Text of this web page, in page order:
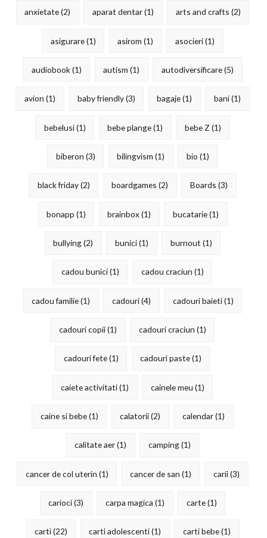
anxietate(2) aparat dentar(1) arts and crafts (2)
asigurare(1) asirom (1) asocieri(1)
audiobook(1) autism (1) autodiversificare(5)
avion (1) baby friendly(3) bagaje(1) bani(1)
bebelusi(1) bebe plange(1) bebe Z (1)
biberon (3) bilingvism (1) bio (1)
black friday(2) boardgames (2) Boards (3)
bonapp (1) brainbox(1) bucatarie(1)
bullying(2) bunici(1) burnout (1)
cadou bunici(1) cadou craciun (1)
cadou familie(1) cadouri(4) cadouri baieti(1)
cadouri copii(1) cadouri craciun (1)
cadouri fete(1) cadouri paste(1)
caiete activitati(1) cainele meu (1)
caine si bebe(1) calatorii(2) calendar(1)
calitate aer(1) camping(1)
cancer de col uterin (1) cancer de san (1) carii(3)
carioci(3) carpa magica (1) carte(1)
carti(22) carti adolescenti(1) carti bebe(1)